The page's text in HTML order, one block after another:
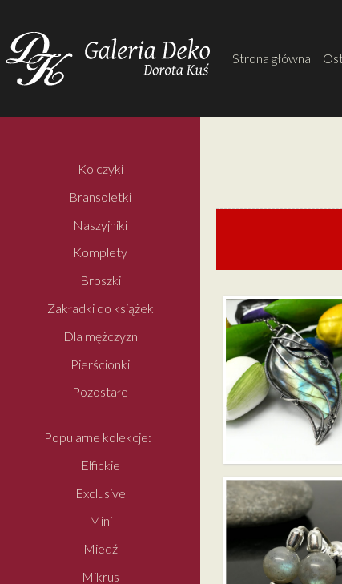
Strona główna
Kolczyki
Bransoletki
Naszyjniki
Komplety
Broszki
Zakładki do książek
Dla mężczyzn
Pierścionki
Pozostałe
Popularne kolekcje:
Elfickie
Exclusive
Mini
Miedź
Mikrus
LEŚNA NIMFA –